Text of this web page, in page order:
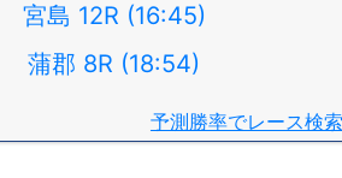
宮島 12R (16:45)
蒲郡 8R (18:54)
予測勝率でレース検索